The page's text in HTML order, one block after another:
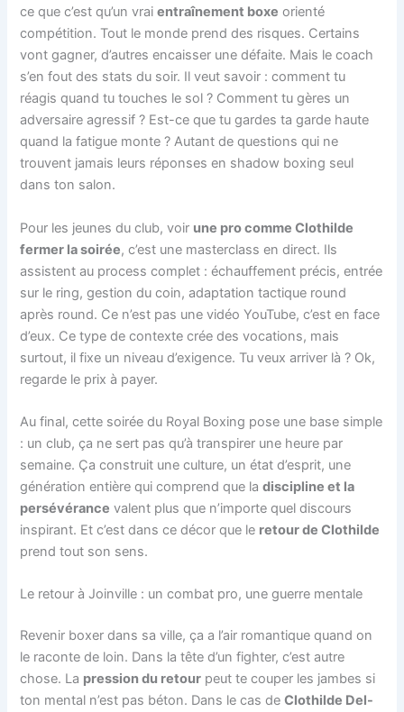
ce que c’est qu’un vraientraînement boxe orienté
compétition. Tout le monde prend des risques. Certains
vont gagner, d’autres encaisser une défaite. Mais le coach
s’en fout des stats du soir. Il veut savoir : comment tu
réagis quand tu touches le sol ? Comment tu gères un
adversaire agressif ? Est-ce que tu gardes ta garde haute
quand la fatigue monte ? Autant de questions qui ne
trouvent jamais leurs réponses en shadow boxing seul
dans ton salon.
Pour les jeunes du club, voir une pro comme Clothilde
fermer la soirée, c’est une masterclass en direct. Ils
assistent au process complet : échauffement précis, entrée
sur le ring, gestion du coin, adaptation tactique round
après round. Ce n’est pas une vidéo YouTube, c’est en face
d’eux. Ce type de contexte crée des vocations, mais
surtout, il fixe un niveau d’exigence. Tu veux arriver là ? Ok,
regarde le prix à payer.
Au final, cette soirée du Royal Boxing pose une base simple
: un club, ça ne sert pas qu’à transpirer une heure par
semaine. Ça construit une culture, un état d’esprit, une
génération entière qui comprend que ladiscipline et la
persévérance valent plus que n’importe quel discours
inspirant. Et c’est dans ce décor que le retour de Clothilde
prend tout son sens.
Le retour à Joinville : un combat pro, une guerre mentale
Revenir boxer dans sa ville, ça a l’air romantique quand on
le raconte de loin. Dans la tête d’un fighter, c’est autre
chose. La pression du retour peut te couper les jambes si
ton mental n’est pas béton. Dans le cas deClothilde Del-